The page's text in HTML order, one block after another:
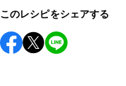
このレシピをシェアする